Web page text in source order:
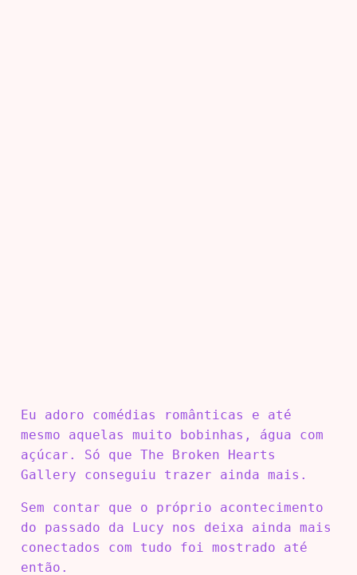
Eu adoro comédias românticas e até
mesmo aquelas muito bobinhas, água com
açúcar. Só que The Broken Hearts
Gallery conseguiu trazer ainda mais.
Sem contar que o próprio acontecimento
do passado da Lucy nos deixa ainda mais
conectados com tudo foi mostrado até
então.